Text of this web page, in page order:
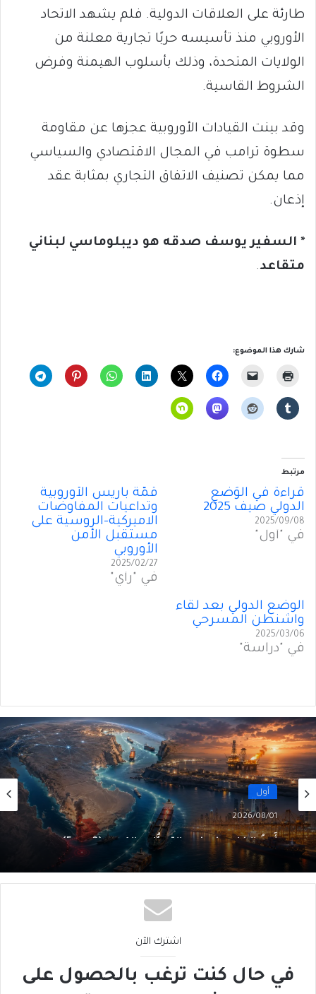
طارئة على العلاقات الدولية. فلم يشهد الاتحاد
الأوروبي منذ تأسيسه حربًا تجارية معلنة من
الولايات المتحدة، وذلك بأسلوب الهيمنة وفرض
الشروط القاسية.
وقد بينت القيادات الأوروبية عجزها عن مقاومة
سطوة ترامب في المجال الاقتصادي والسياسي
مما يمكن تصنيف الاتفاق التجاري بمثابة عقد
إذعان.
* السفير يوسف صدقه هو ديبلوماسي لبناني
متقاعد.
شارك هذا الموضوع:
مرتبط
قراءةٌ في الوَضعِ
الدولي صيف 2025
2025/09/08
في "أول"
قمّة باريس الأوروبية
وتداعيات المفاوضات
الاميركية-الروسية على
مستقبل الأمن
الأوروبي
2025/02/27
في "رأي"
الوضع الدولي بعد لقاء
واشنطن المسرحي
2025/03/06
في "دراسة"
أول
2026/08/01
أَمنُ الخليج في زمنِ التحوُّلاتِ الكبرى (3 من 5)
اشترك الآن
في حال كنت ترغب بالحصول على